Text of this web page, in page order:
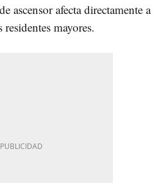
ascensor afecta directamente a
mayores.